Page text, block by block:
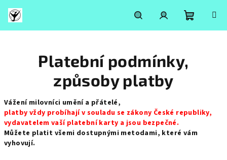
obsah
HledatPřihlášeníNákupní
Platební podmínky,
způsoby platby
Vážení milovníci umění a přátelé,
platby vždy probíhají v souladu se zákony České republiky,
vydavatelem vaší platební karty a jsou bezpečné.
Můžete platit všemi dostupnými metodami, které vám
vyhovují.